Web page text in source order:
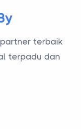
terbaik
terpadu dan